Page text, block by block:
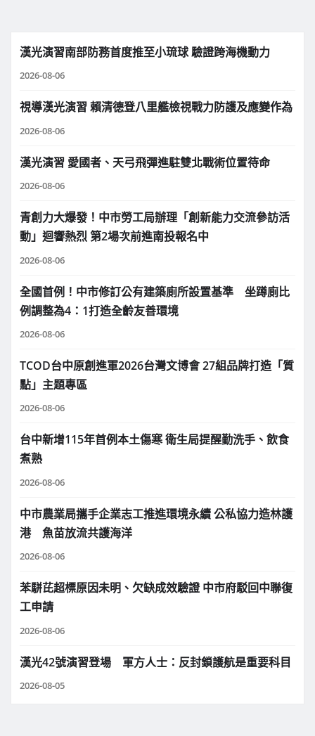
漢光演習南部防務首度推至小琉球 驗證跨海機動力
2026-08-06
視導漢光演習 賴清德登八里艦檢視戰力防護及應變作為
2026-08-06
漢光演習 愛國者、天弓飛彈進駐雙北戰術位置待命
2026-08-06
青創力大爆發！中市勞工局辦理「創新能力交流參訪活
動」迴響熱烈 第2場次前進南投報名中
2026-08-06
全國首例！中市修訂公有建築廁所設置基準 坐蹲廁比
例調整為4：1打造全齡友善環境
2026-08-06
TCOD台中原創進軍2026台灣文博會 27組品牌打造「質
點」主題專區
2026-08-06
台中新增115年首例本土傷寒 衛生局提醒勤洗手、飲食
煮熟
2026-08-06
中市農業局攜手企業志工推進環境永續 公私協力造林護
港 魚苗放流共護海洋
2026-08-06
苯駢芘超標原因未明、欠缺成效驗證 中市府駁回中聯復
工申請
2026-08-06
漢光42號演習登場 軍方人士：反封鎖護航是重要科目
2026-08-05